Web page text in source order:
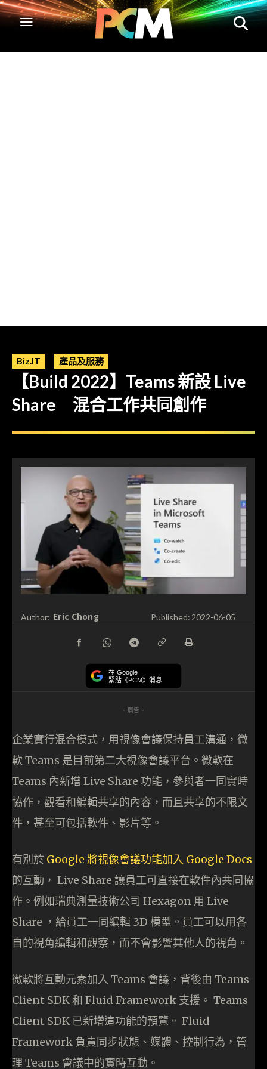
Biz.IT 產品及服務
【Build 2022】Teams 新設 Live
Share 混合工作共同創作
Author: Eric Chong Published: 2022-06-05
在 Google
緊貼《PCM》消息
- 廣告 -
企業實行混合模式，用視像會議保持員工溝通，微
軟 Teams 是目前第二大視像會議平台。微軟在
Teams 內新增 Live Share 功能，參與者一同實時
協作，觀看和編輯共享的內容，而且共享的不限文
件，甚至可包括軟件、影片等。
有別於 Google 將視像會議功能加入 Google Docs
的互動， Live Share 讓員工可直接在軟件內共同協
作。例如瑞典測量技術公司 Hexagon 用 Live
Share ，給員工一同編輯 3D 模型。員工可以用各
自的視角編輯和觀察，而不會影響其他人的視角。
微軟將互動元素加入 Teams 會議，背後由 Teams
Client SDK 和 Fluid Framework 支援。 Teams
Client SDK 已新增這功能的預覽。 Fluid
Framework 負責同步狀態、媒體、控制行為，管
理 Teams 會議中的實時互動。